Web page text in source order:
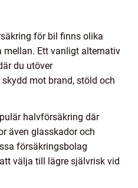
för bil finns olika
mellan. Ett vanligt alternativ
du utöver
mot brand, stöld och
halvförsäkring där
även glasskador och
försäkringsbolag
välja till lägre självrisk vid